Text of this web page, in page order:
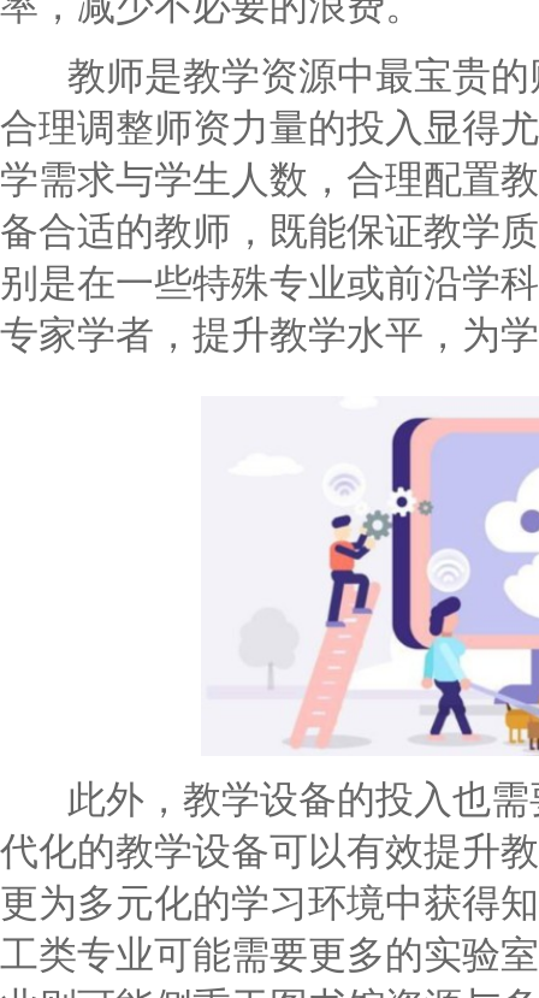
教师是教学资源中最宝贵的
合理调整师资力量的投入显得
学需求与学生人数，合理配置
备合适的教师，既能保证教学
别是在一些特殊专业或前沿学
专家学者，提升教学水平，为
此外，教学设备的投入也需
代化的教学设备可以有效提升
更为多元化的学习环境中获得
工类专业可能需要更多的实验